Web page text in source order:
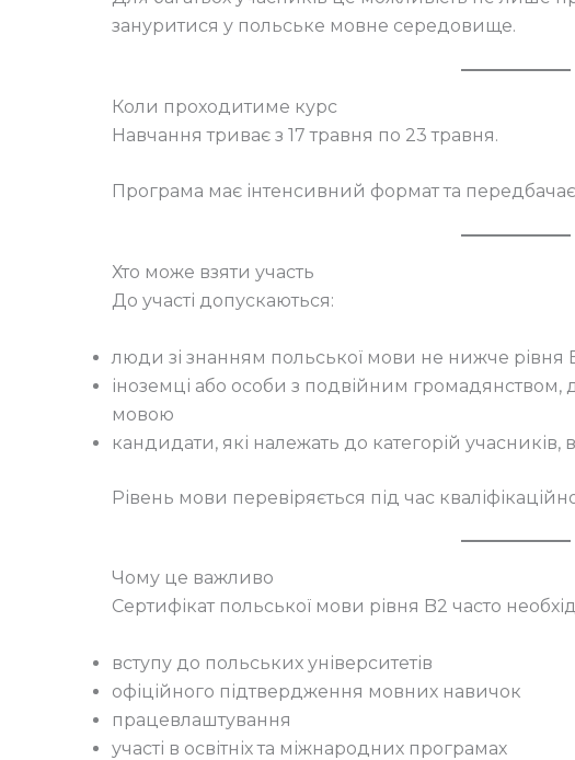
зануритися у польське мовне середовище.
Коли проходитиме курс
Навчання триває з 17 травня по 23 травня.
Програма має інтенсивний формат та
Хто може взяти участь
До участі допускаються:
люди зі знанням польської мови не нижче рівня
іноземці або особи з подвійним
мовою
кандидати, які належать до категорій
Рівень мови перевіряється під час
Чому це важливо
Сертифікат польської мови рівня B2 часто
вступу до польських університетів
офіційного підтвердження мовних навичок
працевлаштування
участі в освітніх та міжнародних програмах